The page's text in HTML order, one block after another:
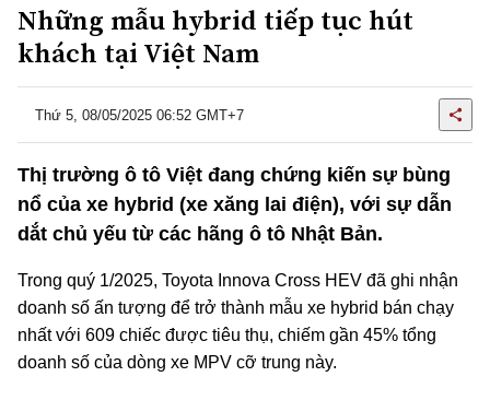
Những mẫu hybrid tiếp tục hút
khách tại Việt Nam
Thứ 5, 08/05/2025 06:52 GMT+7
Thị trường ô tô Việt đang chứng kiến sự bùng
nổ của xe hybrid (xe xăng lai điện), với sự dẫn
dắt chủ yếu từ các hãng ô tô Nhật Bản.
Trong quý 1/2025, Toyota Innova Cross HEV đã ghi nhận
doanh số ấn tượng để trở thành mẫu xe hybrid bán chạy
nhất với 609 chiếc được tiêu thụ, chiếm gần 45% tổng
doanh số của dòng xe MPV cỡ trung này.